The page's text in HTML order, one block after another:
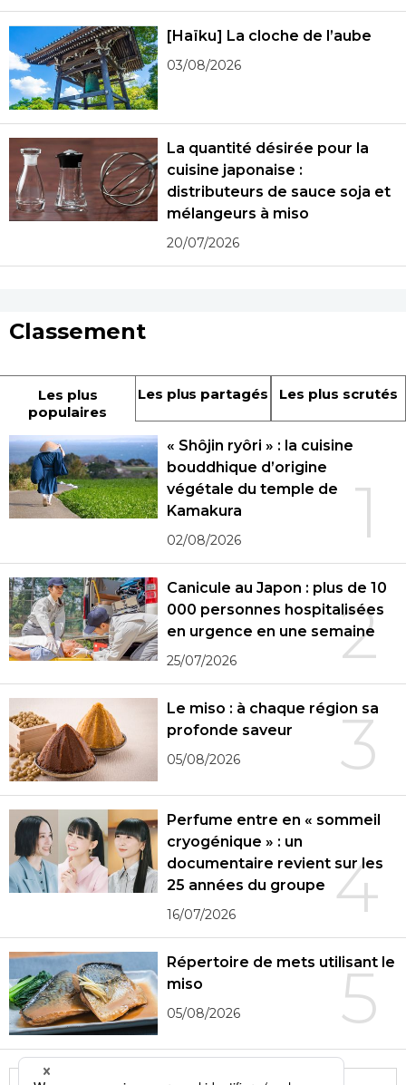
[Haïku] La cloche de l’aube
03/08/2026
La quantité désirée pour la
cuisine japonaise :
distributeurs de sauce soja et
mélangeurs à miso
20/07/2026
Classement
Les plus
populaires
Les plus partagés Les plus scrutés
1
« Shôjin ryôri » : la cuisine
bouddhique d’origine
végétale du temple de
Kamakura
02/08/2026
2
Canicule au Japon : plus de 10
000 personnes hospitalisées
en urgence en une semaine
25/07/2026
3
Le miso : à chaque région sa
profonde saveur
05/08/2026
4
Perfume entre en « sommeil
cryogénique » : un
documentaire revient sur les
25 années du groupe
16/07/2026
5
Répertoire de mets utilisant le
miso
05/08/2026